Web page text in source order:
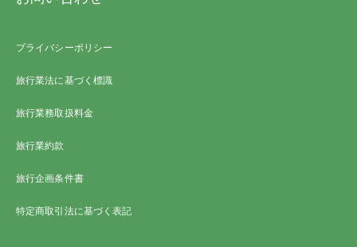
込みを受け付けます。この場合、予約の時点
日以内に、当社らに申込書の提出と申込金の
支払いを行っていただきます。この期間内に
はお申し込みはなかったものとして取り扱い
100,000円未満
ます。またローンご利用の場合は異なりま
プライバシーポリシー
旅行業法に基づく標識
旅行業務取扱料金
旅行業約款
旅行企画条件書
特定商取引法に基づく表記